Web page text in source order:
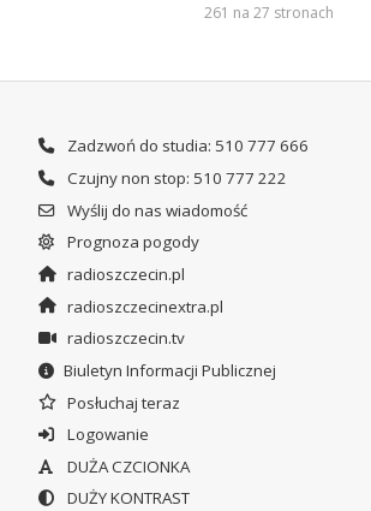
261 na 27 stronach
Zadzwoń do studia: 510 777 666
Czujny non stop: 510 777 222
Wyślij do nas wiadomość
Prognoza pogody
radioszczecin.pl
radioszczecinextra.pl
radioszczecin.tv
Biuletyn Informacji Publicznej
Posłuchaj teraz
Logowanie
DUŻA CZCIONKA
DUŻY KONTRAST